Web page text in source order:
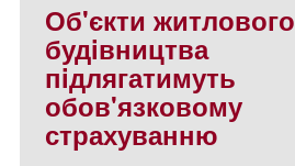
Об'єкти житлового
будiвництва
пiдлягатимуть
обов'язковому
страхуванню